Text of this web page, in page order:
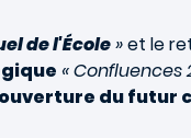
de l'École»et le
« Confluences
ouverture du futur